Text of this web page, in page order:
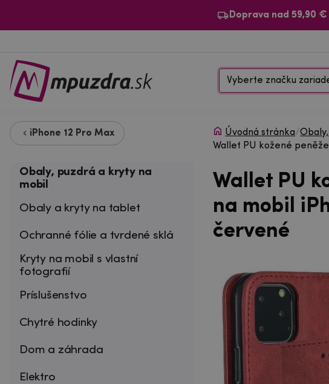
Doprava nad 59,90 €
Vyberte značku
iPhone 12 Pro Max
Obaly, puzdrá a kryty na
mobil
Obaly a kryty na tablet
Ochranné fólie a tvrdené sklá
Kryty na mobil s vlastní
fotografií
Príslušenstvo
Chytré hodinky
Dom a záhrada
Elektro
Úvodná stránka/
Wallet PU kožené
Wallet PU
na mobil
červené